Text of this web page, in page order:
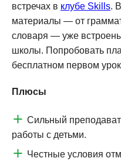
встречах в клубе Skills.
материалы — от
словаря — уже
школы. Попробовать
бесплатном первом
Плюсы
Сильный
работы с детьми.
Честные условия